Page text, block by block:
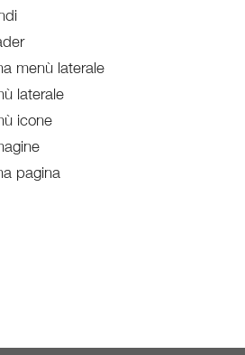
menù laterale
laterale
icone
pagina